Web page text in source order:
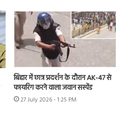
बिहार में छात्र प्रदर्शन के दौरान AK-47 से
फायरिंग करने वाला जवान सस्पेंड
27 July 2026 - 1:25 PM